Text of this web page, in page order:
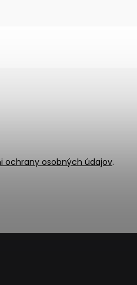
ochrany osobných údajov.